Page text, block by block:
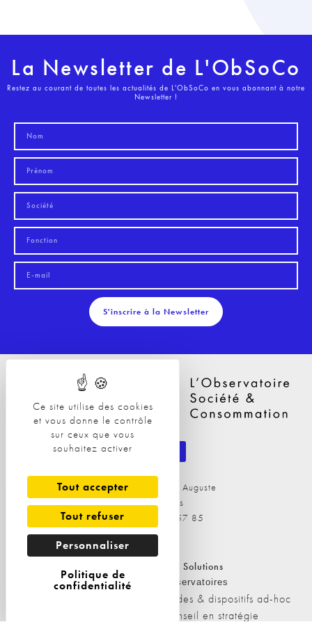
Ce site utilise des cookies
et vous donne le contrôle
sur ceux que vous
souhaitez activer
Tout accepter
Tout refuser
Personnaliser
Politique de
confidentialité
La Newsletter de L'ObSoCo
Restez au courant de toutes les actualités de L'ObSoCo en vous abonnant à notre
Newsletter !
S'inscrire à la Newsletter
29 Avenue Philippe Auguste
75011 Paris
Tél : 09 81 04 57 85
A propos
Nos Solutions
Observatoires
Etudes & dispositifs ad-hoc
Conseil en stratégie